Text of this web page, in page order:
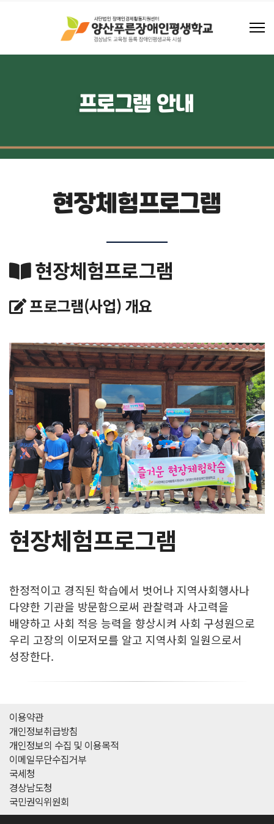
프로그램 안내
현장체험프로그램
현장체험프로그램
프로그램(사업) 개요
현장체험프로그램
한정적이고 경직된 학습에서 벗어나 지역사회행사나
다양한 기관을 방문함으로써 관찰력과 사고력을
배양하고 사회 적응 능력을 향상시켜 사회 구성원으로
우리 고장의 이모저모를 알고 지역사회 일원으로서
성장한다.
이용약관
개인정보취급방침
개인정보의 수집 및 이용목적
이메일무단수집거부
국세청
경상남도청
국민권익위원회